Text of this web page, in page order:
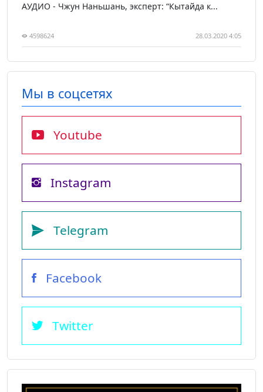
АУДИО - Чжун Наньшань, эксперт: “Кытайда к...
4598624 28.03.2020 4:05
Мы в соцсетях
Youtube
Instagram
Telegram
Facebook
Twitter